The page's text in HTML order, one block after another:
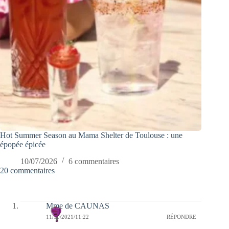
Hot Summer Season au Mama Shelter de Toulouse : une
épopée épicée
10/07/2026
6 commentaires
20 commentaires
Mme de CAUNAS
11/10/2021/11:22 RÉPONDRE